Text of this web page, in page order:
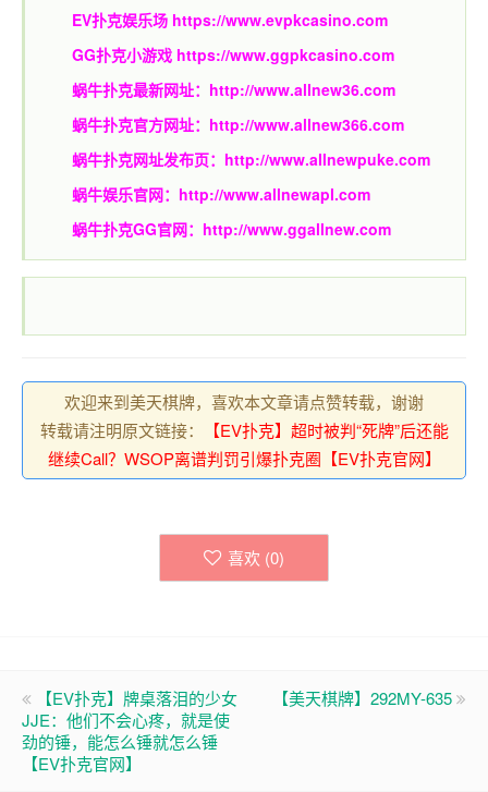
EV扑克娱乐场 https://www.evpkcasino.com
GG扑克小游戏 https://www.ggpkcasino.com
蜗牛扑克最新网址： http://www.allnew36.com
蜗牛扑克官方网址： http://www.allnew366.com
蜗牛扑克网址发布页： http://www.allnewpuke.com
蜗牛娱乐官网： http://www.allnewapl.com
蜗牛扑克GG官网： http://www.ggallnew.com
欢迎来到美天棋牌，喜欢本文章请点赞转载，谢谢
转载请注明原文链接：
【EV扑克】超时被判“死牌”后还能
继续Call？WSOP离谱判罚引爆扑克圈【EV扑克官网】
喜欢 (0)
【EV扑克】牌桌落泪的少女
JJE：他们不会心疼，就是使
劲的锤，能怎么锤就怎么锤
【EV扑克官网】
【美天棋牌】292MY-635